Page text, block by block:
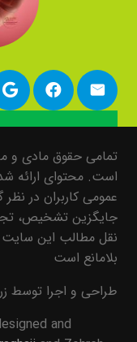
تمامی حقوق مادی و
است. محتوای ارائه
عمومی کاربران در
جایگزین تشخیص،
نقل مطالب این سایت
بلامانع است
طراحی و اجرا توسط
and